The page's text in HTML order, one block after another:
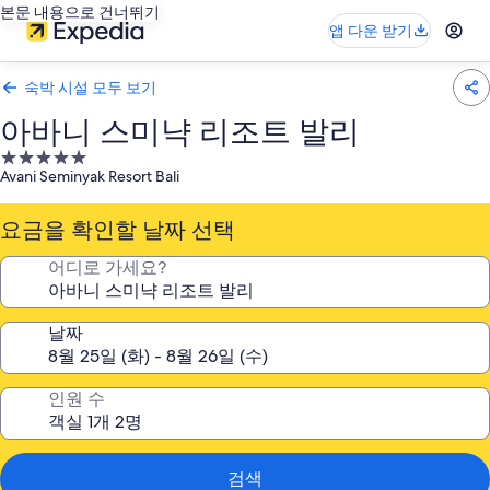
본문 내용으로 건너뛰기
앱 다운 받기
숙박 시설 모두 보기
아바니 스미냑 리조트 발리
5.0
성
급
숙
박
설
Avani Seminyak Resort Bali
요금을 확인할 날짜 선택
어디로 가세요?
날짜
인원 수
검색